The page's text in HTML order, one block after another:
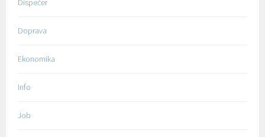
Dispečer
Doprava
Ekonomika
Info
Job